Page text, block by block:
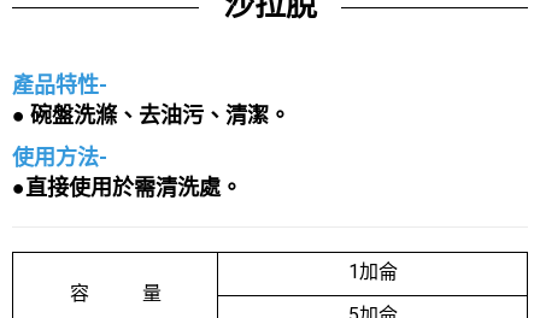
產品特性-
● 碗盤洗滌、去油污、清潔。
使用方法-
●直接使用於需清洗處。
容 量
1加侖